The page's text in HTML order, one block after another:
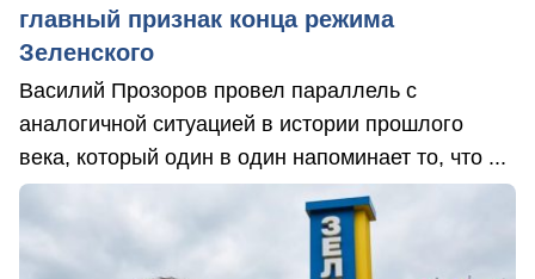
главный признак конца режима
Зеленского
Василий Прозоров провел параллель с
аналогичной ситуацией в истории прошлого
века, который один в один напоминает то, что ...